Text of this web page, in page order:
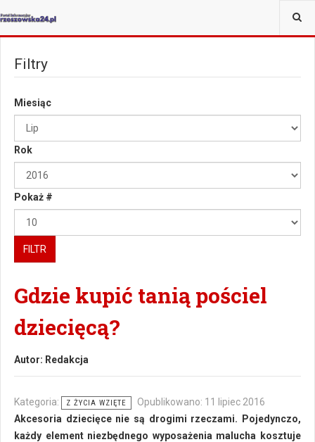
JESTEŚ TUTAJ:
Filtry
Miesiąc
Rok
Pokaż #
FILTR
Gdzie kupić tanią pościel
dziecięcą?
Autor: Redakcja
Kategoria: Z ŻYCIA WZIĘTE
Opublikowano: 11 lipiec 2016
Akcesoria dziecięce nie są drogimi rzeczami. Pojedynczo,
każdy element niezbędnego wyposażenia malucha kosztuje